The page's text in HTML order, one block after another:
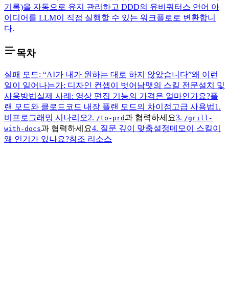
기록)을 자동으로 유지 관리하고 DDD의 유비쿼터스 언어 아
이디어를 LLM이 직접 실행할 수 있는 워크플로로 변환합니
다.
목차
실패 모드: “AI가 내가 원하는 대로 하지 않았습니다”왜 이런
일이 일어나는가: 디자인 컨셉이 벗어남맷의 스킬 전문설치 및
사용방법실제 사례: 영상 편집 기능의 가격은 얼마인가요?플
랜 모드와 클로드코드 내장 플랜 모드의 차이점 고급 사용법1.
비프로그래밍 시나리오2. /to-prd과 협력하세요3. /grill-
with-docs과 협력하세요4. 질문 깊이 맞춤설정메모 이 스킬이
왜 인기가 있나요?참조 리소스